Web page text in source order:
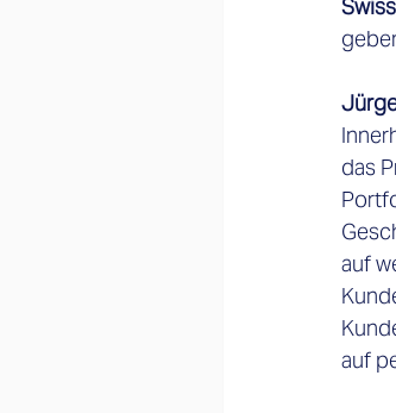
das
auf
auf